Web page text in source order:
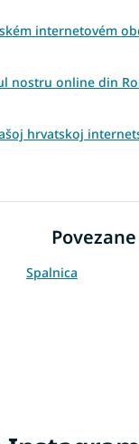
internetovém
nostru online din
hrvatskoj
Spalnica